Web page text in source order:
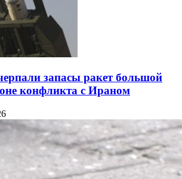
запасы ракет большой
конфликта с Ираном